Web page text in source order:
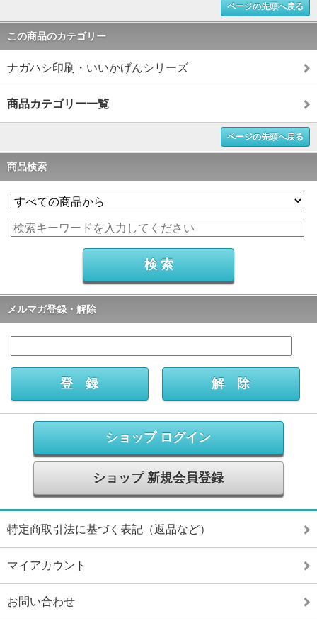
ページの先頭へ戻る
この商品のカテゴリー
ナガハシ印刷・いいかげんシリーズ
商品カテゴリー一覧
ページの先頭へ戻る
商品検索
メルマガ登録・解除
ショップ ログイン
ショップ 新規会員登録
特定商取引法に基づく表記（返品など）
マイアカウント
お問い合わせ